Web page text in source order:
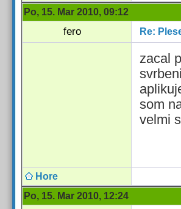
Po, 15. Mar 2010, 09:12
fero Re:
zacal
som
velmi
Hore
Po, 15. Mar 2010, 12:24